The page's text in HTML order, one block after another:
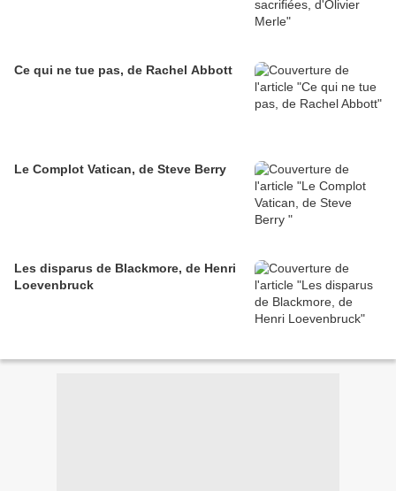
Ce qui ne tue pas, de Rachel Abbott
Le Complot Vatican, de Steve Berry
Les disparus de Blackmore, de Henri
Loevenbruck